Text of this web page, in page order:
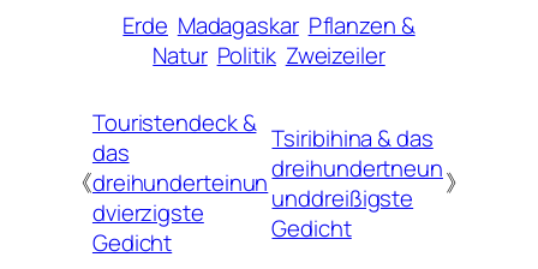
Erde Madagaskar Pflanzen &
Natur Politik Zweizeiler
《
Touristendeck &
das
dreihunderteinun
dvierzigste
Gedicht
Tsiribihina & das
dreihundertneun
unddreißigste
Gedicht
》